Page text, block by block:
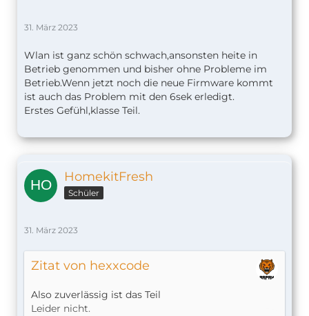
31. März 2023
Wlan ist ganz schön schwach,ansonsten heite in
Betrieb genommen und bisher ohne Probleme im
Betrieb.Wenn jetzt noch die neue Firmware kommt
ist auch das Problem mit den 6sek erledigt.
Erstes Gefühl,klasse Teil.
HomekitFresh
Schüler
31. März 2023
Zitat von hexxcode
Also zuverlässig ist das Teil
Leider nicht.